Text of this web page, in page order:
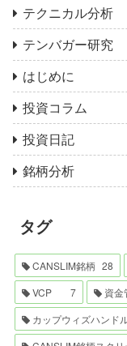
テクニカル分析
テンバガー研究
はじめに
投資コラム
投資日記
銘柄分析
タグ
CANSLIM銘柄 28
VCP
7 資金
カップウィズハンド